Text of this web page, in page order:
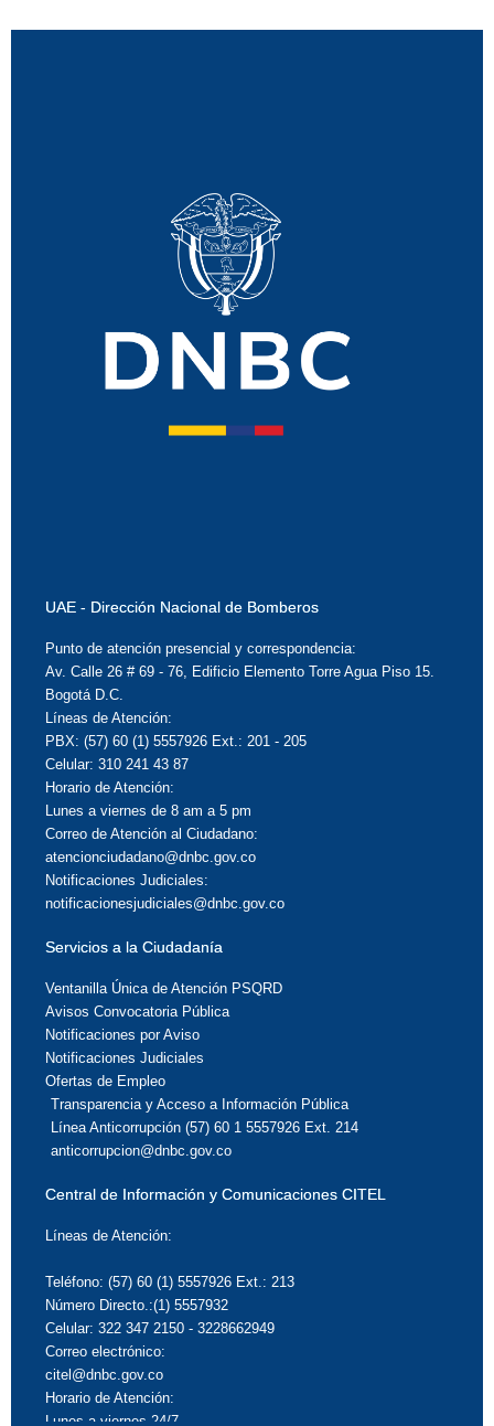
UAE - Dirección Nacional de Bomberos
Punto de atención presencial y correspondencia:
Av. Calle 26 # 69 - 76, Edificio Elemento Torre Agua Piso 15.
Bogotá D.C.
Líneas de Atención:
PBX: (57) 60 (1) 5557926 Ext.: 201 - 205
Celular: 310 241 43 87
Horario de Atención:
Lunes a viernes de 8 am a 5 pm
Correo de Atención al Ciudadano:
atencionciudadano@dnbc.gov.co
Notificaciones Judiciales:
notificacionesjudiciales@dnbc.gov.co
Servicios a la Ciudadanía
Ventanilla Única de Atención PSQRD
Avisos Convocatoria Pública
Notificaciones por Aviso
Notificaciones Judiciales
Ofertas de Empleo
Transparencia y Acceso a Información Pública
Línea Anticorrupción (57) 60 1 5557926 Ext. 214
anticorrupcion@dnbc.gov.co
Central de Información y Comunicaciones CITEL
Líneas de Atención:
Teléfono: (57) 60 (1) 5557926 Ext.: 213
Número Directo.:(1) 5557932
Celular: 322 347 2150 - 3228662949
Correo electrónico:
citel@dnbc.gov.co
Horario de Atención:
Lunes a viernes 24/7